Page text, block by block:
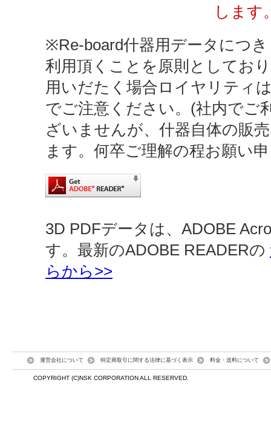
します
※Re-board什器用データにつ
利用頂くことを原則としてお
用いだたく場合ロイヤリティ
でご注意ください。(社内でご
ざいませんが、什器自体の販
ます。何卒ご理解の程お願い
3D PDFデータは、ADOBE
す。最新のADOBE READERの
らから>>
運営会社について 特定商取引に関する法律に基づく表示 料金・送料について
COPYRIGHT (C)NSK CORPORATION ALL RESERVED.